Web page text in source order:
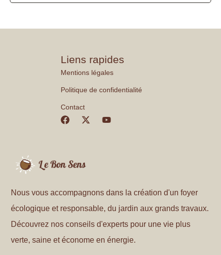
Nous vous accompagnons dans la création d'un foyer
écologique et responsable, du jardin aux grands travaux.
Découvrez nos conseils d'experts pour une vie plus
verte, saine et économe en énergie.
Liens rapides
Mentions légales
Politique de confidentialité
Contact